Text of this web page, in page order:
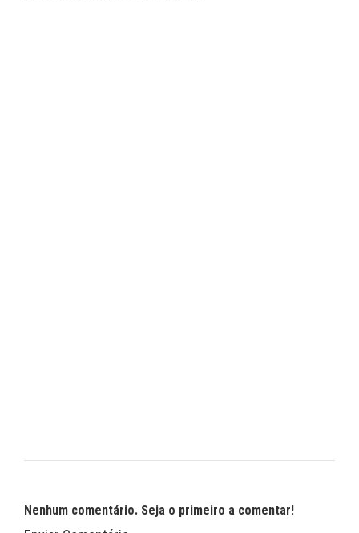
Nenhum comentário. Seja o primeiro a comentar!